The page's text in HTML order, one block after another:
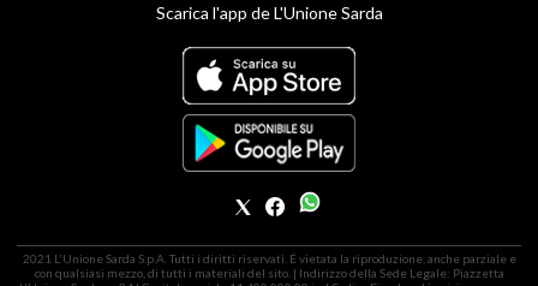
Scarica l'app de L'Unione Sarda
2021 L'Unione Sarda S.p.A. Tutti i diritti riservati. É vietata la riproduzione, anche parziale e
con qualsiasi mezzo, di tutti i materiali del sito. | Indirizzo della Sede Legale: Piazzetta